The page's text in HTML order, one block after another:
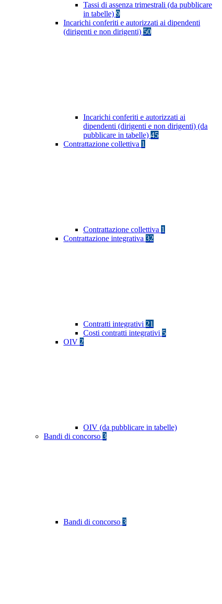
Tassi di assenza trimestrali (da pubblicare
in tabelle) 9
Incarichi conferiti e autorizzati ai dipendenti
(dirigenti e non dirigenti) 50
Incarichi conferiti e autorizzati ai
dipendenti (dirigenti e non dirigenti) (da
pubblicare in tabelle) 45
Contrattazione collettiva 1
Contrattazione collettiva 1
Contrattazione integrativa 32
Contratti integrativi 21
Costi contratti integrativi 5
OIV 2
OIV (da pubblicare in tabelle)
Bandi di concorso 3
Bandi di concorso 3